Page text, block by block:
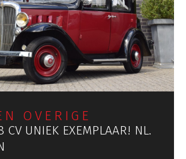
OVERIGE
CV UNIEK EXEMPLAAR! NL.